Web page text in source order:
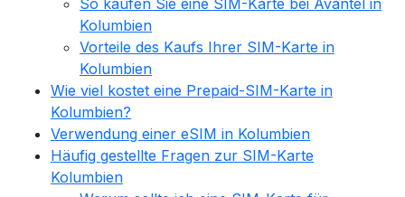
So kaufen Sie eine SIM-Karte bei Avantel in
Kolumbien
Vorteile des Kaufs Ihrer SIM-Karte in
Kolumbien
Wie viel kostet eine Prepaid-SIM-Karte in
Kolumbien?
Verwendung einer eSIM in Kolumbien
Häufig gestellte Fragen zur SIM-Karte
Kolumbien